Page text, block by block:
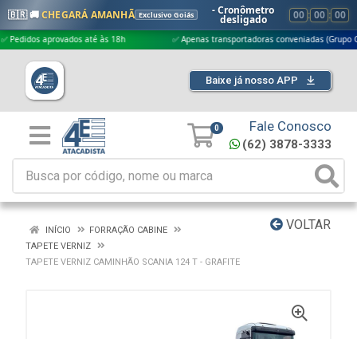
🇧🇷 🚚CHEGARÁ AMANHÃ Exclusivo Goiás - Cronômetro
desligado 00 : 00 : 00
aprovados até às 18h ✅ Apenas transportadoras conveniadas (Grupo G5)
Baixe já nosso APP
0 Fale Conosco
(62) 3878-3333
VOLTAR
INÍCIO
FORRAÇÃO CABINE
TAPETE VERNIZ
TAPETE VERNIZ CAMINHÃO SCANIA 124 T - GRAFITE